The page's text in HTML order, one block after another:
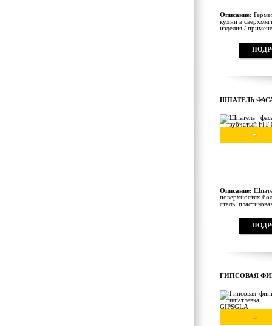
Описание:
кухни в
изделия /
ШПАТЕЛЬ
-
Описание:
поверхностях
сталь,
ГИПСОВАЯ
-